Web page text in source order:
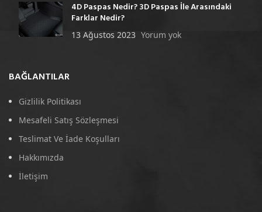
4D Paspas Nedir? 3D Paspas İle Arasındaki
Farklar Nedir?
13 Ağustos 2023 Yorum yok
BAĞLANTILAR
Gizlilik Politikası
Mesafeli Satış Sözleşmesi
Teslimat Ve İade Koşulları
Hakkımızda
İletişim